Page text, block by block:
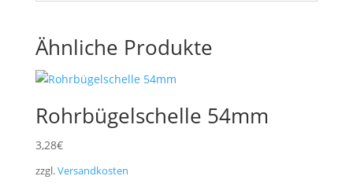
Ähnliche Produkte
Rohrbügelschelle 54mm
3,28€
zzgl.Versandkosten